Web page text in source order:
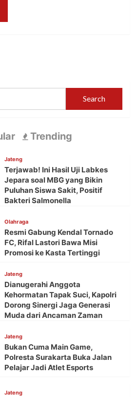
Search
Trending
Jateng
Terjawab! Ini Hasil Uji Labkes
Jepara soal MBG yang Bikin
Puluhan Siswa Sakit, Positif
Bakteri Salmonella
Olahraga
Resmi Gabung Kendal Tornado
FC, Rifal Lastori Bawa Misi
Promosi ke Kasta Tertinggi
Jateng
Dianugerahi Anggota
Kehormatan Tapak Suci, Kapolri
Dorong Sinergi Jaga Generasi
Muda dari Ancaman Zaman
Jateng
Bukan Cuma Main Game,
Polresta Surakarta Buka Jalan
Pelajar Jadi Atlet Esports
Jateng